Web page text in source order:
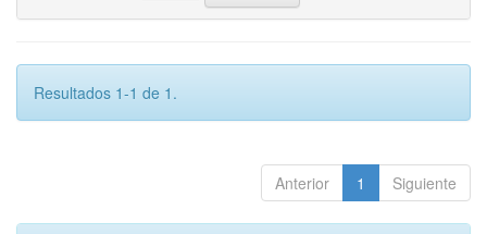
Resultados 1-1 de 1.
Anterior 1 Siguiente